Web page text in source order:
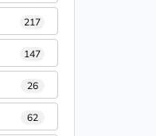
217
147
26
62